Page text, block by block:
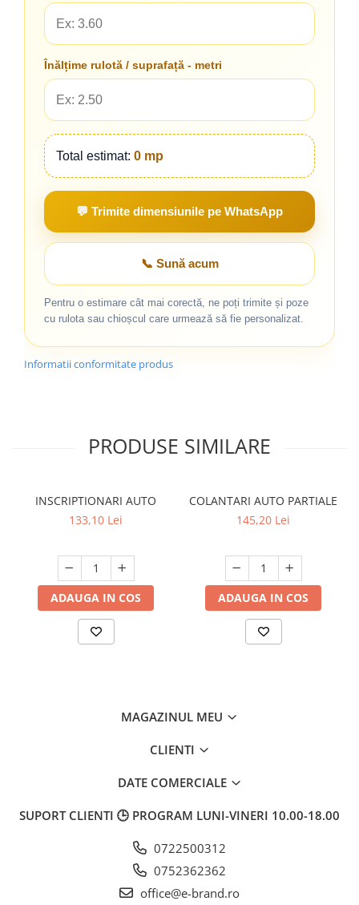
Înălțime rulotă / suprafață - metri
Total estimat: 0 mp
💬 Trimite dimensiunile pe WhatsApp
📞 Sună acum
Pentru o estimare cât mai corectă, ne poți trimite și poze
cu rulota sau chioșcul care urmează să fie personalizat.
Informatii conformitate produs
PRODUSE SIMILARE
INSCRIPTIONARI AUTO
133,10 Lei
ADAUGA IN COS
COLANTARI AUTO PARTIALE
145,20 Lei
ADAUGA IN COS
MAGAZINUL MEU
CLIENTI
DATE COMERCIALE
SUPORT CLIENTI 🕒 PROGRAM LUNI-VINERI 10.00-18.00
0722500312
0752362362
office@e-brand.ro